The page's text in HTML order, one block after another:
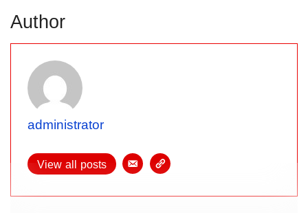
Author
administrator
View all posts